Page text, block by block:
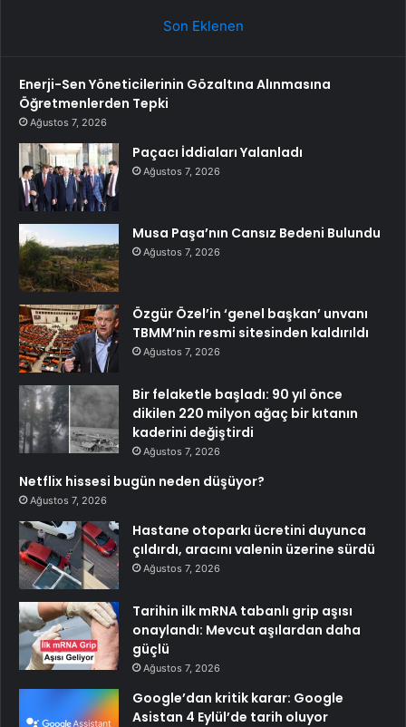
Son Eklenen
Enerji-Sen Yöneticilerinin Gözaltına Alınmasına
Öğretmenlerden Tepki
Ağustos 7, 2026
Paçacı İddiaları Yalanladı
Ağustos 7, 2026
Musa Paşa’nın Cansız Bedeni Bulundu
Ağustos 7, 2026
Özgür Özel’in ‘genel başkan’ unvanı
TBMM’nin resmi sitesinden kaldırıldı
Ağustos 7, 2026
Bir felaketle başladı: 90 yıl önce
dikilen 220 milyon ağaç bir kıtanın
kaderini değiştirdi
Ağustos 7, 2026
Netflix hissesi bugün neden düşüyor?
Ağustos 7, 2026
Hastane otoparkı ücretini duyunca
çıldırdı, aracını valenin üzerine sürdü
Ağustos 7, 2026
Tarihin ilk mRNA tabanlı grip aşısı
onaylandı: Mevcut aşılardan daha
güçlü
Ağustos 7, 2026
Google’dan kritik karar: Google
Asistan 4 Eylül’de tarih oluyor